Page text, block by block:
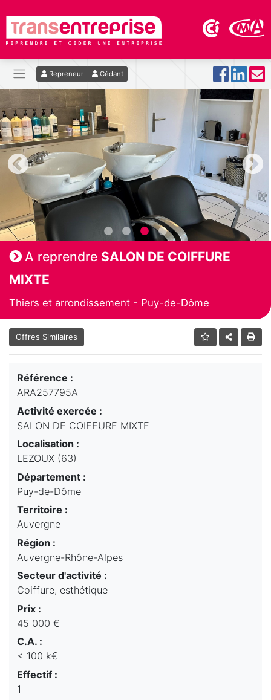
Repreneur Cédant
A reprendre SALON DE COIFFURE
MIXTE
Thiers et arrondissement - Puy-de-Dôme
Offres Similaires
Référence :
ARA257795A
Activité exercée :
SALON DE COIFFURE MIXTE
Localisation :
LEZOUX (63)
Département :
Puy-de-Dôme
Territoire :
Auvergne
Région :
Auvergne-Rhône-Alpes
Secteur d'activité :
Coiffure, esthétique
Prix :
45 000 €
C.A. :
< 100 k€
Effectif :
1